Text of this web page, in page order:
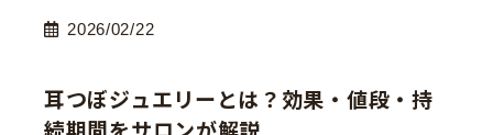
2026/02/22
耳つぼジュエリーとは？効果・値段・持